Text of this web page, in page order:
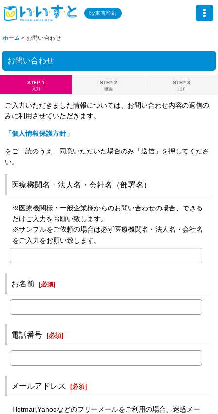
by東杏印刷
ホーム > お問い合わせ
お問い合わせ
STEP 1
入力
STEP 2
確認
STEP 3
完了
ご入力いただきました情報については、お問い合わせ内容の返信の
みに利用させていただきます。
「個人情報保護方針」
をご一読のうえ、同意いただいた場合のみ「送信」を押してくださ
い。
医療機関名・法人名・会社名（部署名）
※医療機関様・一般企業様からのお問い合わせの場合、できる
だけご入力をお願い致します。
※サンプルをご依頼の場合は必ず医療機関名・法人名・会社名
をご入力をお願い致します。
お名前 [必須]
電話番号 [必須]
メールアドレス [必須]
Hotmail,Yahooなどのフリーメールをご利用の場合、迷惑メー